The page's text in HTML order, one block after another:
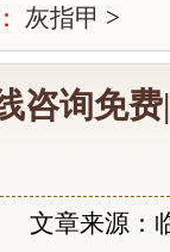
灰指甲 >
咨询免
文章来源：